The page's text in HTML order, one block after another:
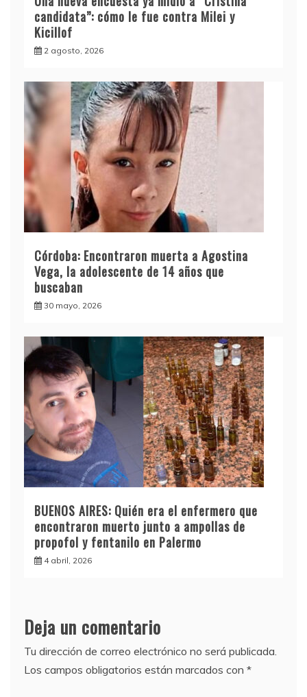
candidata”: cómo le fue contra Milei y
Kicillof
2 agosto, 2026
Córdoba: Encontraron muerta a Agostina
Vega, la adolescente de 14 años que
buscaban
30 mayo, 2026
BUENOS AIRES: Quién era el enfermero que
encontraron muerto junto a ampollas de
propofol y fentanilo en Palermo
4 abril, 2026
Deja un comentario
Tu dirección de correo electrónico no será publicada.
Los campos obligatorios están marcados con *